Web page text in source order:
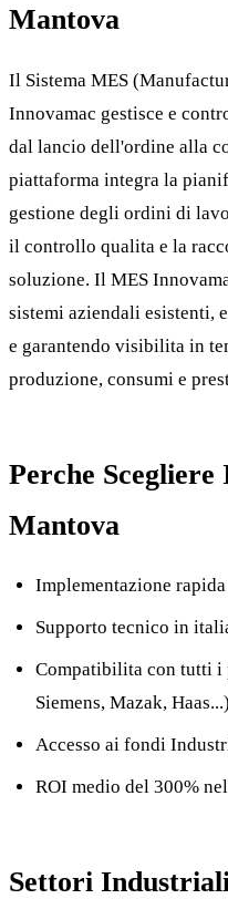
Mantova
Il Sistema MES
Innovamac gestisce e
dal lancio dell'ordine alla
piattaforma integra la
gestione degli ordini di
il controllo qualita e la
soluzione. Il MES
sistemi aziendali esistenti,
e garantendo visibilita in
produzione, consumi e
Perche Scegliere
Mantova
Implementazione
Supporto tecnico in
Compatibilita con tutti i
Siemens, Mazak, Haas...)
Accesso ai fondi
ROI medio del 300%
Settori